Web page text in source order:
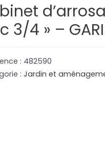
3/4 » –
: 482590
:Jardin et